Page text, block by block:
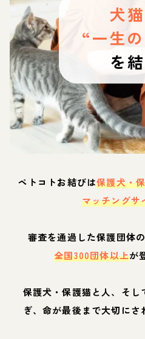
犬猫
“一生
を
ペトコトお結びは保護犬・
マッチングサ
審査を通過した保護団体
全国300団体以上が
保護犬・保護猫と人、そし
ぎ、命が最後まで大切にさ